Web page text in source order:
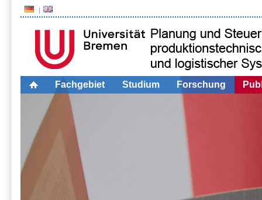
Fachgebiet Studium Forschung